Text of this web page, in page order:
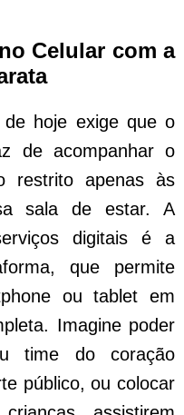
Celular com a
hoje exige que o
de acompanhar o
restrito apenas às
sala de estar. A
digitais é a
que permite
ou tablet em
Imagine poder
time do coração
público, ou colocar